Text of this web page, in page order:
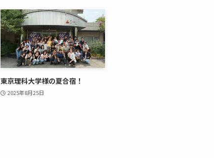
東京理科大学様の夏合宿！
2025年8月25日